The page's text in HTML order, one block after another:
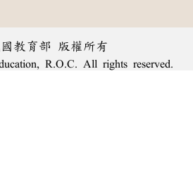
國教育部 版權所有
R.O.C. All rights reserved.